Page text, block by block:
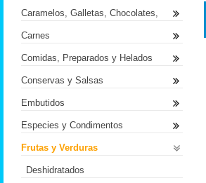
Caramelos, Galletas, Chocolates,
Carnes
Comidas, Preparados y Helados
Conservas y Salsas
Embutidos
Especies y Condimentos
Frutas y Verduras
Deshidratados